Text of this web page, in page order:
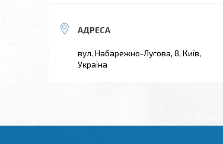
вул. Набарежно-Лугова, 8, Київ,
Україна